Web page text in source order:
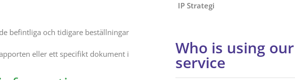
befintliga och tidigare beställningar
eller ett specifikt dokument i
IP Strategi
Who is using our
service